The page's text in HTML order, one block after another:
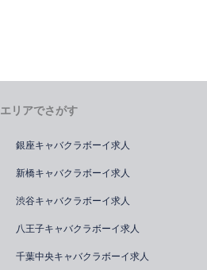
エリアでさがす
銀座キャバクラボーイ求人
新橋キャバクラボーイ求人
渋谷キャバクラボーイ求人
八王子キャバクラボーイ求人
千葉中央キャバクラボーイ求人